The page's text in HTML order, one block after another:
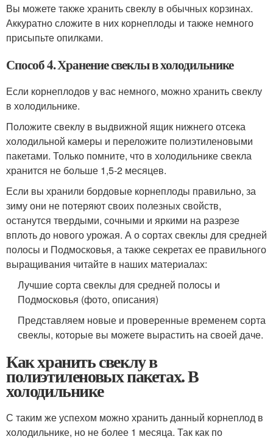
Вы можете также хранить свеклу в обычных корзинах.
Аккуратно сложите в них корнеплоды и также немного
присыпьте опилками.
Способ 4. Хранение свеклы в холодильнике
Если корнеплодов у вас немного, можно хранить свеклу
в холодильнике.
Положите свеклу в выдвижной ящик нижнего отсека
холодильной камеры и переложите полиэтиленовыми
пакетами. Только помните, что в холодильнике свекла
хранится не больше 1,5-2 месяцев.
Если вы хранили бордовые корнеплоды правильно, за
зиму они не потеряют своих полезных свойств,
останутся твердыми, сочными и яркими на разрезе
вплоть до нового урожая. А о сортах свеклы для средней
полосы и Подмосковья, а также секретах ее правильного
выращивания читайте в наших материалах:
Лучшие сорта свеклы для средней полосы и
Подмосковья (фото, описания)
Представляем новые и проверенные временем сорта
свеклы, которые вы можете вырастить на своей даче.
Как хранить свеклу в
полиэтиленовых пакетах. В
холодильнике
С таким же успехом можно хранить данный корнеплод в
холодильнике, но не более 1 месяца. Так как по